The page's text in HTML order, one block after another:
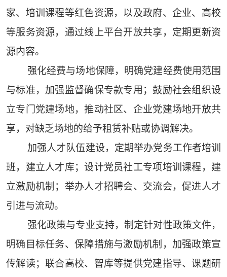
家、培训课程等红色资源，以及政府、企业、高校
等服务资源，通过线上平台开放共享，定期更新资
源内容。
强化经费与场地保障，明确党建经费使用范围
与标准，加强监督确保专款专用；鼓励社会组织设
立专门党建场地，推动社区、企业党建场地开放共
享，对缺乏场地的给予租赁补贴或协调解决。
加强人才队伍建设，定期举办党务工作者培训
班，建立人才库；设计党员社工专项培训课程，建
立激励机制；举办人才招聘会、交流会，促进人才
引进与流动。
强化政策与专业支持，制定针对性政策文件，
明确目标任务、保障措施与激励机制，加强政策宣
传解读；联合高校、智库等提供党建指导、课题研